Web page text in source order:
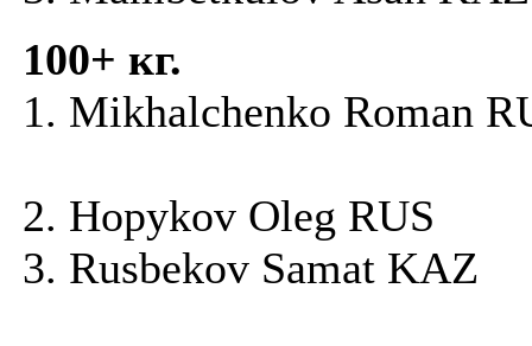
100+ кг.
1. Mikhalchenko Roman
2. Hopykov Oleg RUS
3. Rusbekov Samat KAZ